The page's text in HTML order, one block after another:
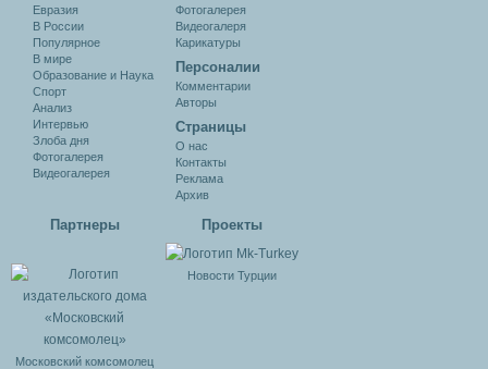
Евразия
В России
Популярное
В мире
Образование и Наука
Спорт
Анализ
Интервью
Злоба дня
Фотогалерея
Видеогалерея
Фотогалерея
Видеогалеря
Карикатуры
Персоналии
Комментарии
Авторы
Cтраницы
О нас
Контакты
Реклама
Архив
Партнеры
Московский комсомолец
Проекты
Новости Турции